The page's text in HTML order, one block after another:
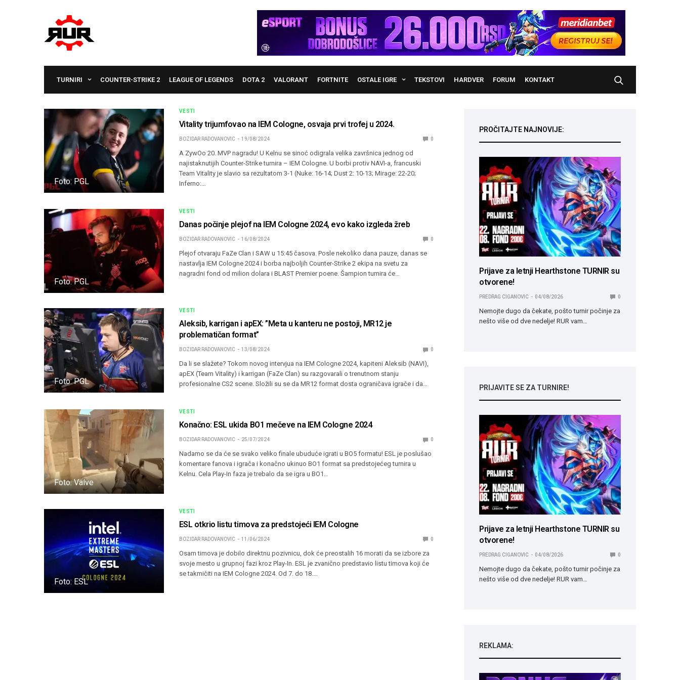
TURNIRI COUNTER-STRIKE 2 LEAGUE OF LEGENDS DOTA 2 VALORANT FORTNITE OSTALE IGRE TEKSTOVI HARDVER FORUM KONTAKT
Foto: PGL
VESTI
Vitality trijumfovao na IEM Cologne, osvaja prvi trofej u 2024.
BOZIDAR RADOVANOVIC 19/08/2024 0
A ZywOo 20. MVP nagradu! U Kelnu se sinoć odigrala velika završnica jednog od
najistaknutijih Counter-Strike turnira – IEM Cologne. U borbi protiv NAVI-a, francuski
Team Vitality je slavio sa rezultatom 3-1 (Nuke: 16-14; Dust 2: 10-13; Mirage: 22-20;
Inferno:…
Foto: PGL
VESTI
Danas počinje plejof na IEM Cologne 2024, evo kako izgleda žreb
BOZIDAR RADOVANOVIC 16/08/2024 0
Plejof otvaraju FaZe Clan i SAW u 15:45 časova. Posle nekoliko dana pauze, danas se
nastavlja IEM Cologne 2024 i borba najboljih Counter-Strike 2 ekipa na svetu za
nagradni fond od milion dolara i BLAST Premier poene. Šampion turnira će…
Foto: PGL
VESTI
Aleksib, karrigan i apEX: ”Meta u kanteru ne postoji, MR12 je
problematičan format”
BOZIDAR RADOVANOVIC 13/08/2024 0
Da li se slažete? Tokom novog intervjua na IEM Cologne 2024, kapiteni Aleksib (NAVI),
apEX (Team Vitality) i karrigan (FaZe Clan) su razgovarali o trenutnom stanju
profesionalne CS2 scene. Složili su se da MR12 format dosta ograničava igrače i da…
Foto: Valve
VESTI
Konačno: ESL ukida BO1 mečeve na IEM Cologne 2024
BOZIDAR RADOVANOVIC 25/07/2024 0
Nadamo se da će se svako veliko finale ubuduće igrati u BO5 formatu! ESL je poslušao
komentare fanova i igrača i konačno ukinuo BO1 format sa predstojećeg turnira u
Kelnu. Cela Play-In faza je trebalo da se igra u BO1…
Foto: ESL
VESTI
ESL otkrio listu timova za predstojeći IEM Cologne
BOZIDAR RADOVANOVIC 11/06/2024 0
Osam timova je dobilo direktnu pozivnicu, dok će preostalih 16 morati da se izbore za
svoje mesto u grupnoj fazi kroz Play-In. ESL je zvanično predstavio listu timova koji će
se takmičiti na IEM Cologne 2024. Od 7. do 18.…
PROČITAJTE NAJNOVIJE:
Prijave za letnji Hearthstone TURNIR su
otvorene!
PREDRAG CIGANOVIC 04/08/2026 0
Nemojte dugo da čekate, pošto turnir počinje za
nešto više od dve nedelje! RUR vam…
PRIJAVITE SE ZA TURNIRE!
Prijave za letnji Hearthstone TURNIR su
otvorene!
PREDRAG CIGANOVIC 04/08/2026 0
Nemojte dugo da čekate, pošto turnir počinje za
nešto više od dve nedelje! RUR vam…
REKLAMA: